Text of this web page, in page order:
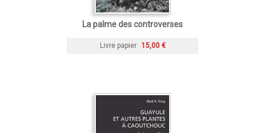
La palme des controverses
Livre papier 15,00 €